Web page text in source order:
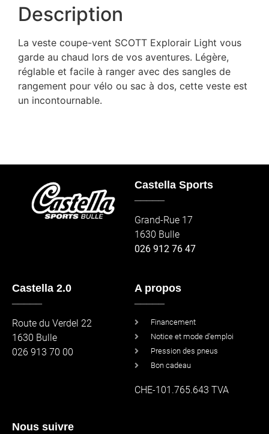
Description
La veste coupe-vent SCOTT Explorair Light vous
garde au chaud lors de vos aventures. Légère,
réglable et facile à ranger avec des sangles de
rangement pour vélo ou sac à dos, cette veste est
un incontournable.
Castella Sports
Grand-Rue 17
1630 Bulle
026 912 76 47
Castella 2.0
Route du Verdel 22
1630 Bulle
026 913 70 00
A propos
Financement
Notice et mode d'emploi
Pression des pneus
Bon cadeau
CHE-101.765.643 TVA
Nous suivre